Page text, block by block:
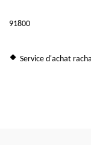
91800
Service d'achat